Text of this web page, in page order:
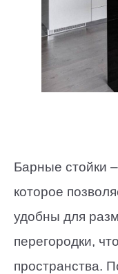
Барные стойки
которое
удобны для
перегородки,
пространства.